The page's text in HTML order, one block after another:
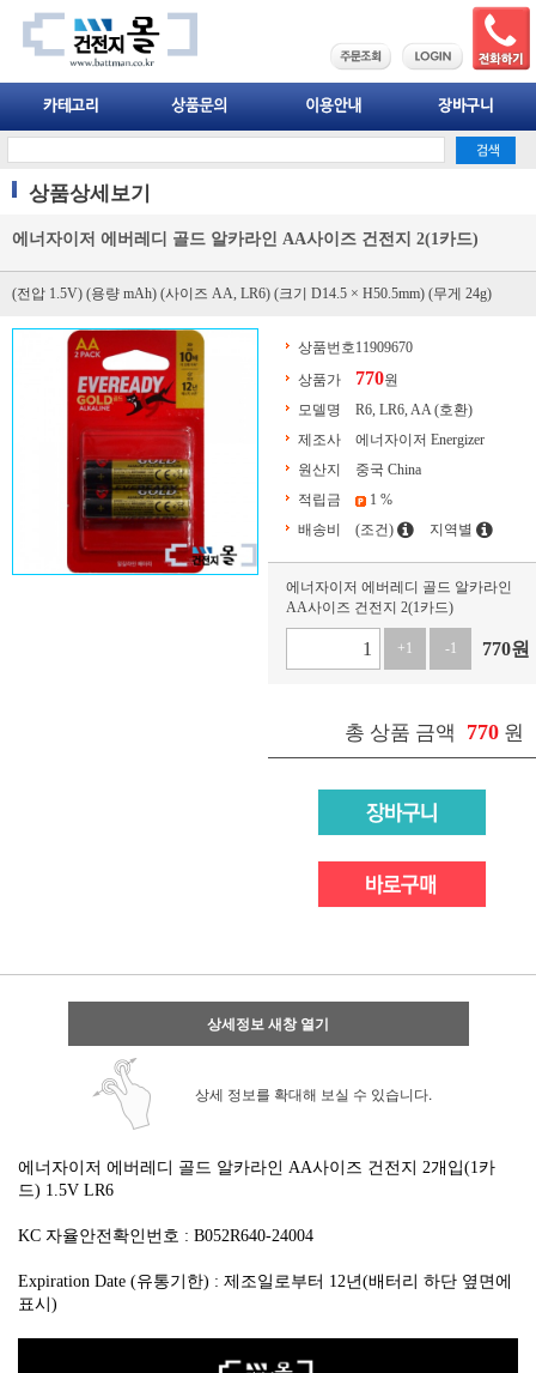
상품상세보기
에너자이저 에버레디 골드 알카라인 AA사이즈 건전지 2(1카드)
(전압 1.5V) (용량 mAh) (사이즈 AA, LR6) (크기 D14.5 × H50.5mm) (무게 24g)
상품번호11909670
상품가
770원
모델명
R6, LR6, AA (호환)
제조사
에너자이저 Energizer
원산지
중국 China
적립금
1 %
배송비
(조건) 지역별
에너자이저 에버레디 골드 알카라인
AA사이즈 건전지 2(1카드)
+1 -1 770원
총 상품 금액 770 원
상세정보 새창 열기
상세 정보를 확대해 보실 수 있습니다.
에너자이저 에버레디 골드 알카라인 AA사이즈 건전지 2개입(1카
드) 1.5V LR6
KC 자율안전확인번호 : B052R640-24004
Expiration Date (유통기한) : 제조일로부터 12년(배터리 하단 옆면에
표시 )